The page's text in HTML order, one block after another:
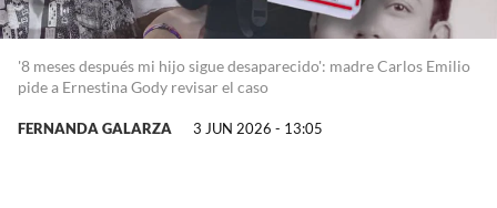
'8 meses después mi hijo sigue desaparecido': madre Carlos Emilio
pide a Ernestina Gody revisar el caso
FERNANDA GALARZA 3 JUN 2026 - 13:05